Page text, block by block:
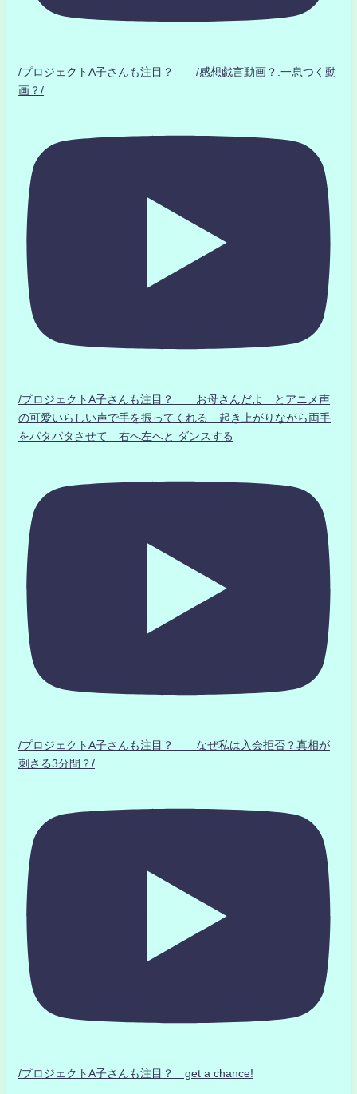
/プロジェクトA子さんも注目？ /感想戯言動画？.一息つく動
画？/
/プロジェクトA子さんも注目？ お母さんだよ とアニメ声
の可愛いらしい声で手を振ってくれる 起き上がりながら両手
をパタパタさせて 右へ左へと ダンスする
/プロジェクトA子さんも注目？ なぜ私は入会拒否？真相が
刺さる3分間？/
/プロジェクトA子さんも注目？ get a chance!